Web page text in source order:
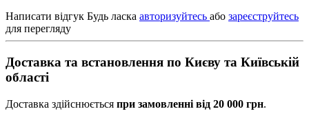
Написати відгук Будь ласка авторизуйтесь або зареєструйтесь
для перегляду
Доставка та встановлення по Києву та Київській
області
Доставка здійснюється при замовленні від 20 000 грн.